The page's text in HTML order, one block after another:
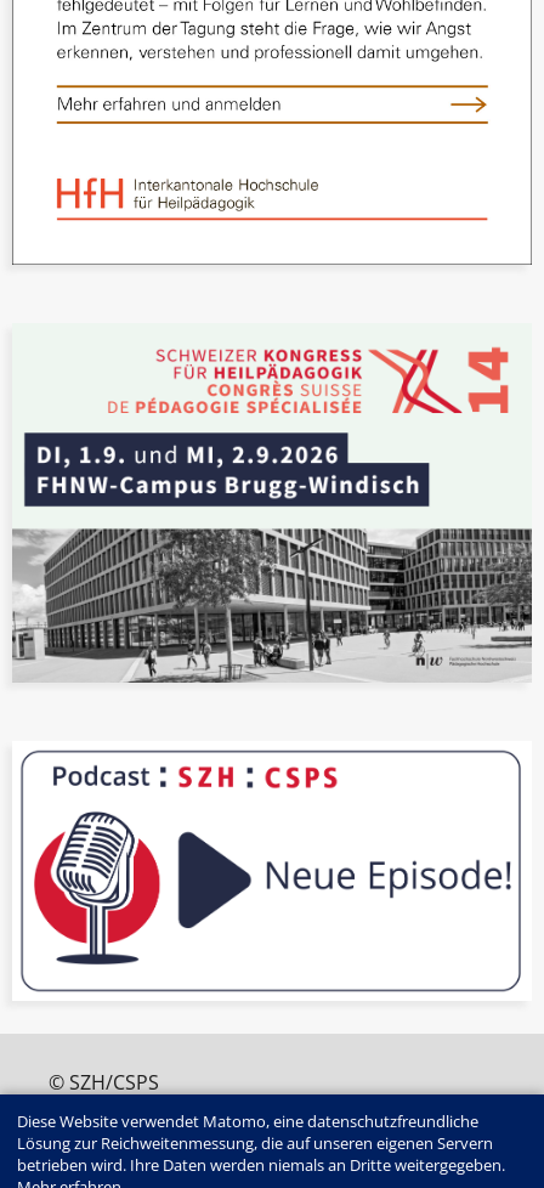
© SZH/CSPS
edition@szh.ch
ISSN : 2813-4907
Edition SZH/CSPS | Haus der Kantone |
Diese Website verwendet Matomo, eine datenschutzfreundliche
Lösung zur Reichweitenmessung, die auf unseren eigenen Servern
betrieben wird. Ihre Daten werden niemals an Dritte weitergegeben.